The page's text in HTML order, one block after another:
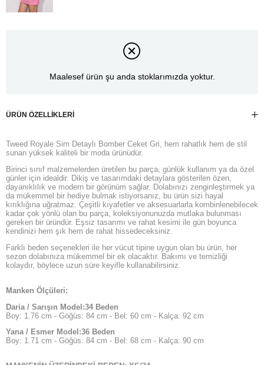
Maalesef ürün şu anda stoklarımızda yoktur.
ÜRÜN ÖZELLIKLERI
Tweed Royale Sim Detaylı Bomber Ceket Gri, hem rahatlık hem de stil
sunan yüksek kaliteli bir moda ürünüdür.
Birinci sınıf malzemelerden üretilen bu parça, günlük kullanım ya da özel
günler için idealdir. Dikiş ve tasarımdaki detaylara gösterilen özen,
dayanıklılık ve modern bir görünüm sağlar. Dolabınızı zenginleştirmek ya
da mükemmel bir hediye bulmak istiyorsanız, bu ürün sizi hayal
kırıklığına uğratmaz. Çeşitli kıyafetler ve aksesuarlarla kombinlenebilecek
kadar çok yönlü olan bu parça, koleksiyonunuzda mutlaka bulunması
gereken bir üründür. Eşsiz tasarımı ve rahat kesimi ile gün boyunca
kendinizi hem şık hem de rahat hissedeceksiniz.
Farklı beden seçenekleri ile her vücut tipine uygun olan bu ürün, her
sezon dolabınıza mükemmel bir ek olacaktır. Bakımı ve temizliği
kolaydır, böylece uzun süre keyifle kullanabilirsiniz.
Manken Ölçüleri:
Daria / Sarışın Model:34 Beden
Boy: 1.76 cm - Göğüs: 84 cm - Bel: 60 cm - Kalça: 92 cm
Yana / Esmer Model:36 Beden
Boy: 1.71 cm - Göğüs: 84 cm - Bel: 68 cm - Kalça: 90 cm